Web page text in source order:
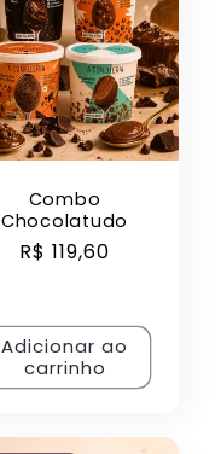
Combo
Chocolatudo
Preço
R$ 119,60
Adicionar ao
carrinho